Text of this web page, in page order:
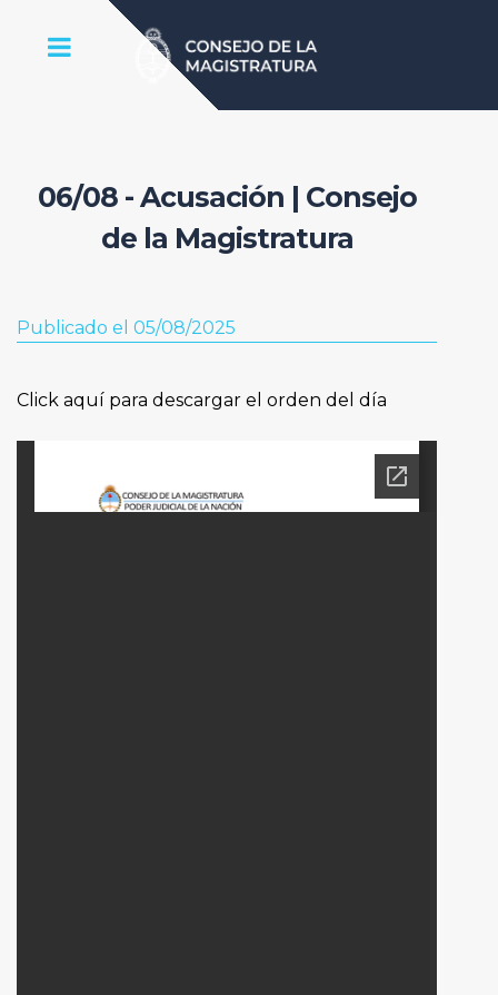
06/08 - Acusación | Consejo
de la Magistratura
Publicado el 05/08/2025
Click aquí para descargar el orden del día